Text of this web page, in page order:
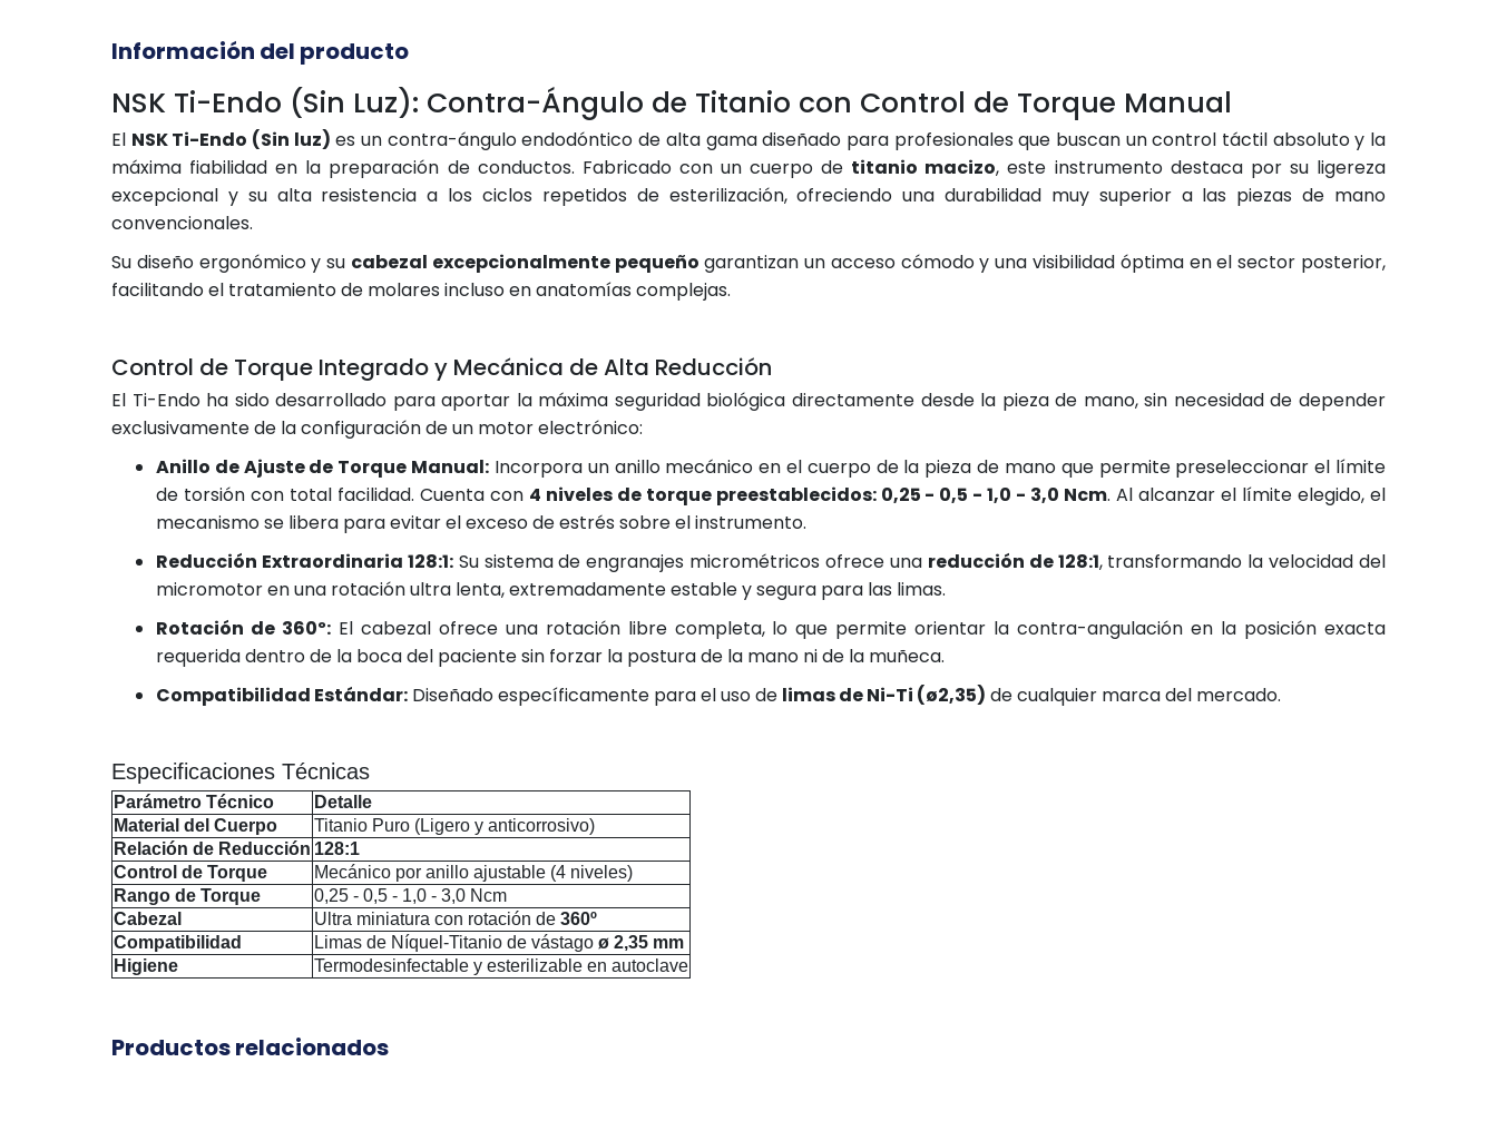
Información del producto
NSK Ti-Endo (Sin Luz): Contra-Ángulo de Titanio con Control de Torque Manual
El NSK Ti-Endo (Sin luz) es un contra-ángulo endodóntico de alta gama diseñado para profesionales que buscan un control táctil absoluto y la
máxima fiabilidad en la preparación de conductos. Fabricado con un cuerpo de titanio macizo, este instrumento destaca por su ligereza
excepcional y su alta resistencia a los ciclos repetidos de esterilización, ofreciendo una durabilidad muy superior a las piezas de mano
convencionales.
Su diseño ergonómico y su cabezal excepcionalmente pequeño garantizan un acceso cómodo y una visibilidad óptima en el sector posterior,
facilitando el tratamiento de molares incluso en anatomías complejas.
Control de Torque Integrado y Mecánica de Alta Reducción
El Ti-Endo ha sido desarrollado para aportar la máxima seguridad biológica directamente desde la pieza de mano, sin necesidad de depender
exclusivamente de la configuración de un motor electrónico:
Anillo de Ajuste de Torque Manual: Incorpora un anillo mecánico en el cuerpo de la pieza de mano que permite preseleccionar el límite
de torsión con total facilidad. Cuenta con 4 niveles de torque preestablecidos: 0,25 - 0,5 - 1,0 - 3,0 Ncm. Al alcanzar el límite elegido, el
mecanismo se libera para evitar el exceso de estrés sobre el instrumento.
Reducción Extraordinaria 128:1:Su sistema de engranajes micrométricos ofrece una reducción de 128:1, transformando la velocidad del
micromotor en una rotación ultra lenta, extremadamente estable y segura para las limas.
Rotación de 360º:El cabezal ofrece una rotación libre completa, lo que permite orientar la contra-angulación en la posición exacta
requerida dentro de la boca del paciente sin forzar la postura de la mano ni de la muñeca.
Compatibilidad Estándar: Diseñado específicamente para el uso de limas de Ni-Ti (ø2,35) de cualquier marca del mercado.
Especificaciones Técnicas
Parámetro Técnico
Detalle
Material del Cuerpo
Titanio Puro (Ligero y anticorrosivo)
Relación de Reducción 128:1
Control de Torque
Mecánico por anillo ajustable (4 niveles)
Rango de Torque
0,25 - 0,5 - 1,0 - 3,0 Ncm
Cabezal
Ultra miniatura con rotación de 360º
Compatibilidad
Limas de Níquel-Titanio de vástago ø 2,35 mm
Higiene
Termodesinfectable y esterilizable en autoclave
Productos relacionados